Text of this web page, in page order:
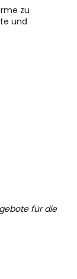
zu
und
für die